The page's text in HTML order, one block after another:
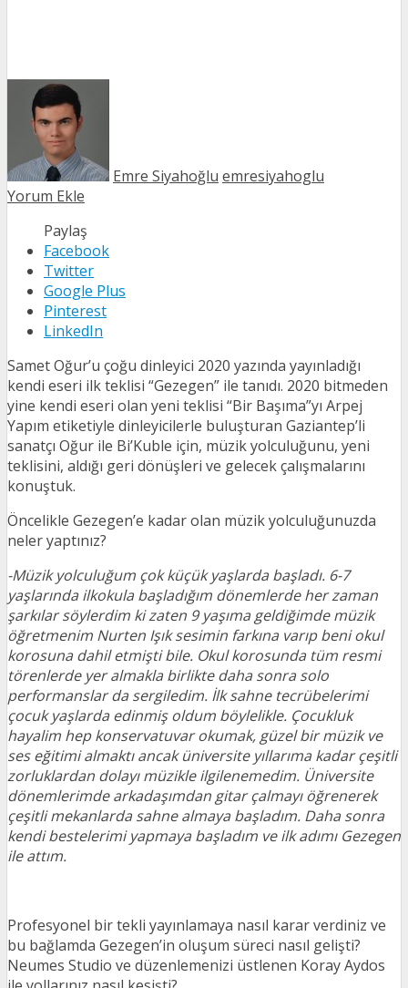
Emre Siyahoğlu emresiyahoglu
Yorum Ekle
Paylaş
Facebook
Twitter
Google Plus
Pinterest
LinkedIn
Samet Oğur’u çoğu dinleyici 2020 yazında yayınladığı
kendi eseri ilk teklisi “Gezegen” ile tanıdı. 2020 bitmeden
yine kendi eseri olan yeni teklisi “Bir Başıma”yı Arpej
Yapım etiketiyle dinleyicilerle buluşturan Gaziantep’li
sanatçı Oğur ile Bi’Kuble için, müzik yolculuğunu, yeni
teklisini, aldığı geri dönüşleri ve gelecek çalışmalarını
konuştuk.
Öncelikle Gezegen’e kadar olan müzik yolculuğunuzda
neler yaptınız?
-Müzik yolculuğum çok küçük yaşlarda başladı. 6-7
yaşlarında ilkokula başladığım dönemlerde her zaman
şarkılar söylerdim ki zaten 9 yaşıma geldiğimde müzik
öğretmenim Nurten Işık sesimin farkına varıp beni okul
korosuna dahil etmişti bile. Okul korosunda tüm resmi
törenlerde yer almakla birlikte daha sonra solo
performanslar da sergiledim. İlk sahne tecrübelerimi
çocuk yaşlarda edinmiş oldum böylelikle. Çocukluk
hayalim hep konservatuvar okumak, güzel bir müzik ve
ses eğitimi almaktı ancak üniversite yıllarıma kadar çeşitli
zorluklardan dolayı müzikle ilgilenemedim. Üniversite
dönemlerimde arkadaşımdan gitar çalmayı öğrenerek
çeşitli mekanlarda sahne almaya başladım. Daha sonra
kendi bestelerimi yapmaya başladım ve ilk adımı Gezegen
ile attım.
Profesyonel bir tekli yayınlamaya nasıl karar verdiniz ve
bu bağlamda Gezegen’in oluşum süreci nasıl gelişti?
Neumes Studio ve düzenlemenizi üstlenen Koray Aydos